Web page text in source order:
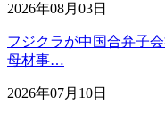
2026年08月03日
フジクラが中国合弁子
母材事…
2026年07月10日